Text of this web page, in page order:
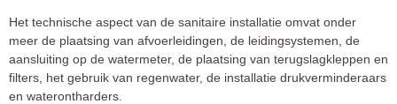
Het technische aspect van de sanitaire installatie omvat onder
meer de plaatsing van afvoerleidingen, de leidingsystemen, de
aansluiting op de watermeter, de plaatsing van terugslagkleppen en
filters, het gebruik van regenwater, de installatie drukverminderaars
en waterontharders.